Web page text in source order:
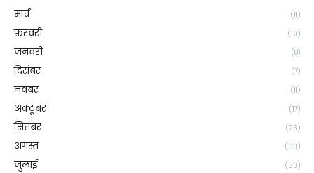
मार्च (11)
फ़रवरी (10)
जनवरी (8)
दिसंबर (7)
नवंबर (11)
अक्टूबर (17)
सितंबर (23)
अगस्त (33)
जुलाई (33)